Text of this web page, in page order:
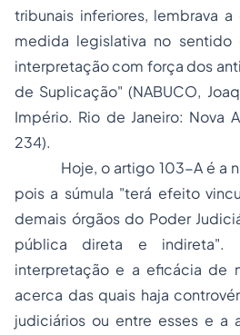
tribunais inferiores, lembrava
medida legislativa no sentido
interpretação com força dos
de Suplicação" (NABUCO,
Império. Rio de Janeiro: Nova
234).
Hoje, o artigo 103-A é a
pois a súmula "terá efeito
demais órgãos do Poder
pública direta e indireta".
interpretação e a eficácia de
acerca das quais haja
judiciários ou entre esses e a